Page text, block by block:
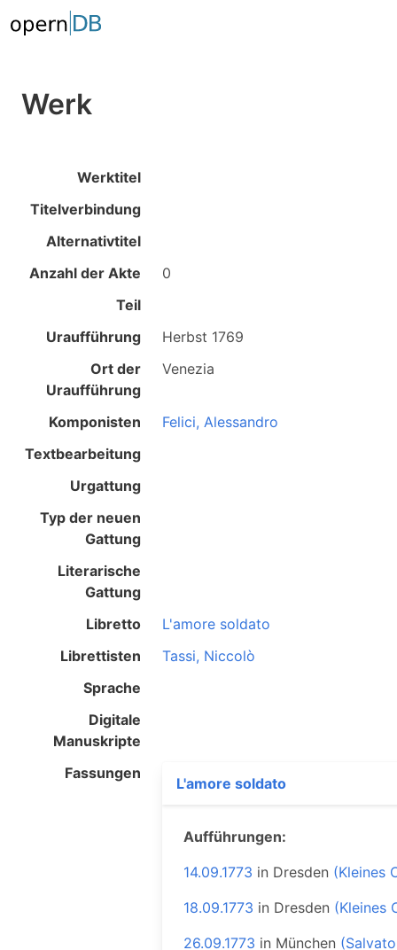
Werk
Werktitel
Titelverbindung
Alternativtitel
Anzahl der Akte
0
Teil
Uraufführung
Herbst 1769
Ort der
Uraufführung
Venezia
Komponisten
Felici, Alessandro
Textbearbeitung
Urgattung
Typ der neuen
Gattung
Literarische
Gattung
Libretto
L'amore soldato
Librettisten
Tassi, Niccolò
Sprache
Digitale
Manuskripte
Fassungen
L'amore soldato
Aufführungen:
14.09.1773 in Dresden (Kleines
18.09.1773 in Dresden (Kleines
26.09.1773 in München